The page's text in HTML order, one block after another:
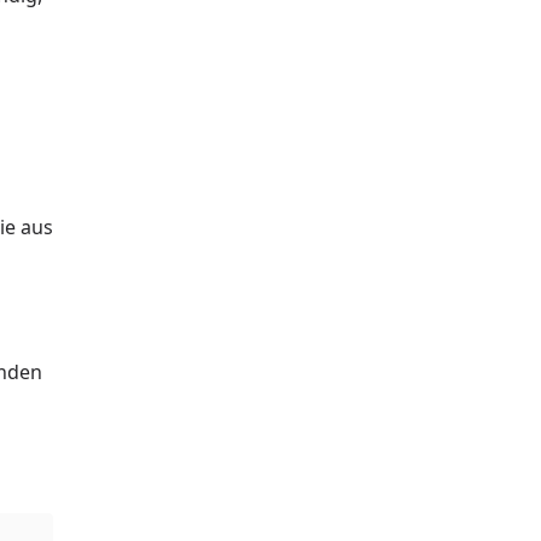
aus